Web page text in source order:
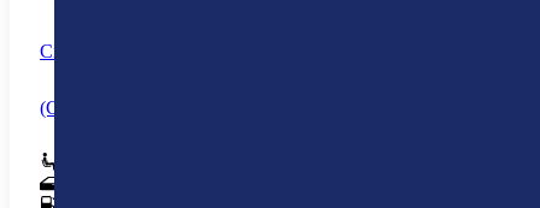
Citroën C5 SUV Aircross Hybride
(Citroën C5 Aircross)